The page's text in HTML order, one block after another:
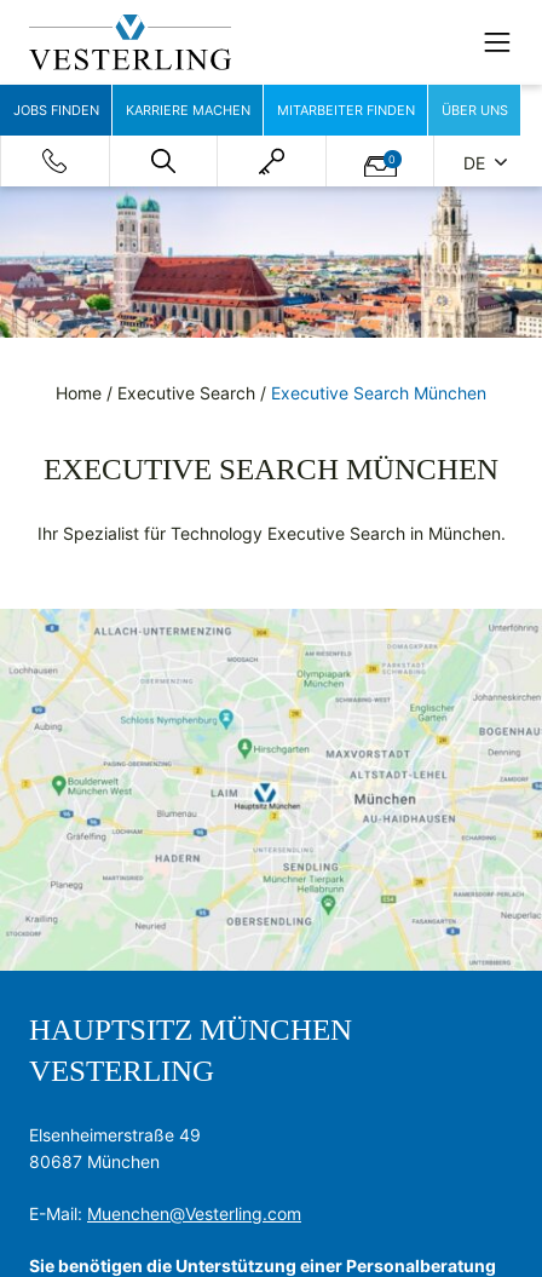
JOBS FINDEN KARRIERE MACHEN MITARBEITER FINDEN ÜBER UNS
0 DE
Home / Executive Search / Executive Search München
EXECUTIVE SEARCH MÜNCHEN
Ihr Spezialist für Technology Executive Search in München.
HAUPTSITZ MÜNCHEN
VESTERLING
Elsenheimerstraße 49
80687 München
E-Mail: Muenchen@Vesterling.com
Sie benötigen die Unterstützung einer Personalberatung